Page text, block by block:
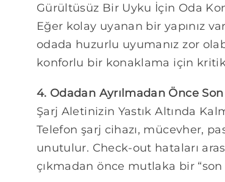
Gürültüsüz Bir Uyku İçin Oda
Eğer kolay uyanan bir yapınız
odada huzurlu uyumanız zor
konforlu bir konaklama için
4. Odadan Ayrılmadan Önce
Şarj Aletinizin Yastık Altında
Telefon şarj cihazı, mücevher,
unutulur. Check-out hataları
çıkmadan önce mutlaka bir